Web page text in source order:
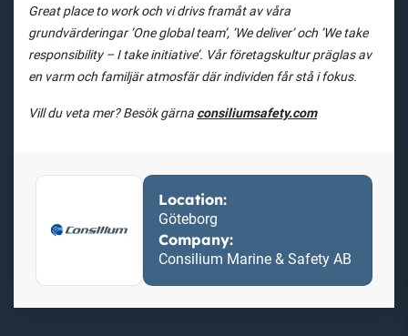
Great place to work och vi drivs framåt av våra
grundvärderingar ’One global team’, ’We deliver’ och ’We take
responsibility – I take initiative’. Vår företagskultur präglas av
en varm och familjär atmosfär där individen får stå i fokus.
Vill du veta mer? Besök gärna consiliumsafety.com
Location:
Göteborg
Company:
Consilium Marine & Safety AB